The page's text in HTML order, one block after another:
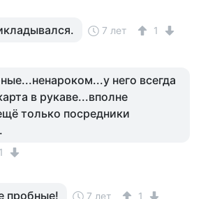
7 лет 1
него всегда
в рукаве...вполне
только посредники
1
пробные! 7 лет 1